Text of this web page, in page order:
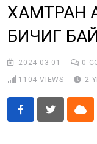
Үйлчилгээ
Ил тод байдал
ХАМТРАН
БИЧИГ
2024-03-01 0
1104 VIEWS 2